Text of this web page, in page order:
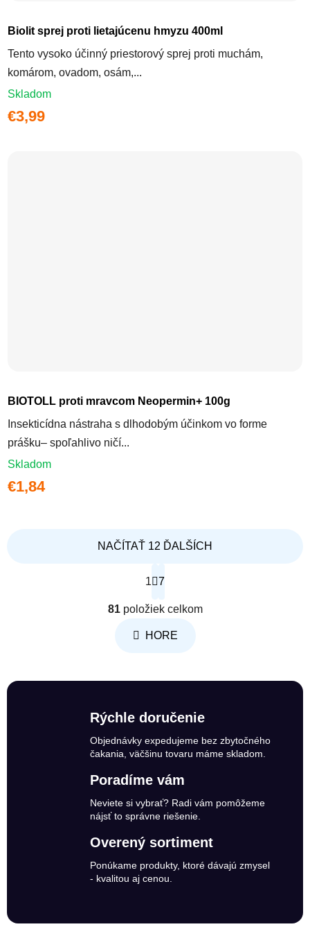
Biolit sprej proti lietajúcenu hmyzu 400ml
Tento vysoko účinný priestorový sprej proti muchám,
komárom, ovadom, osám,...
Skladom
€3,99
BIOTOLL proti mravcom Neopermin+ 100g
Insekticídna nástraha s dlhodobým účinkom vo forme
prášku– spoľahlivo ničí...
Skladom
€1,84
NAČÍTAŤ 12 ĎALŠÍCH
1 7
81položiek celkom
HORE
Rýchle doručenie
Objednávky expedujeme bez zbytočného
čakania, väčšinu tovaru máme skladom.
Poradíme vám
Neviete si vybrať? Radi vám pomôžeme
nájsť to správne riešenie.
Overený sortiment
Ponúkame produkty, ktoré dávajú zmysel
- kvalitou aj cenou.